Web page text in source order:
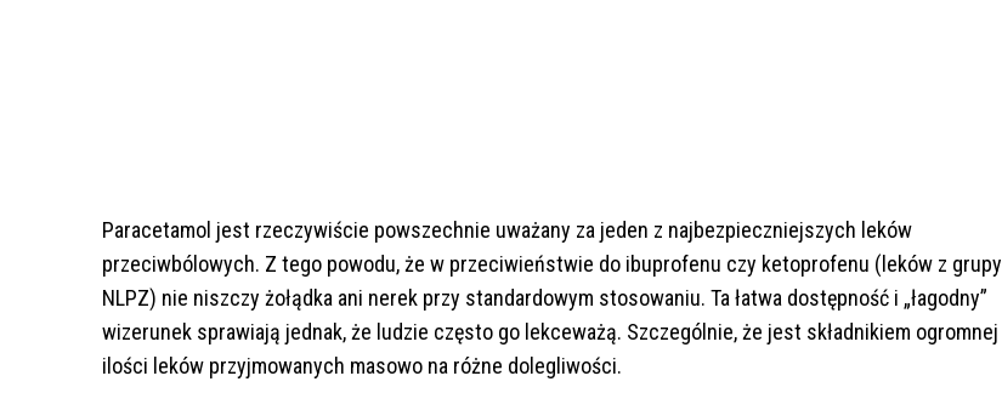
Paracetamol jest rzeczywiście powszechnie uważany za jeden z najbezpieczniejszych leków
przeciwbólowych. Z tego powodu, że w przeciwieństwie do ibuprofenu czy ketoprofenu (leków z grupy
NLPZ) nie niszczy żołądka ani nerek przy standardowym stosowaniu. Ta łatwa dostępność i „łagodny”
wizerunek sprawiają jednak, że ludzie często go lekceważą. Szczególnie, że jest składnikiem ogromnej
ilości leków przyjmowanych masowo na różne dolegliwości.